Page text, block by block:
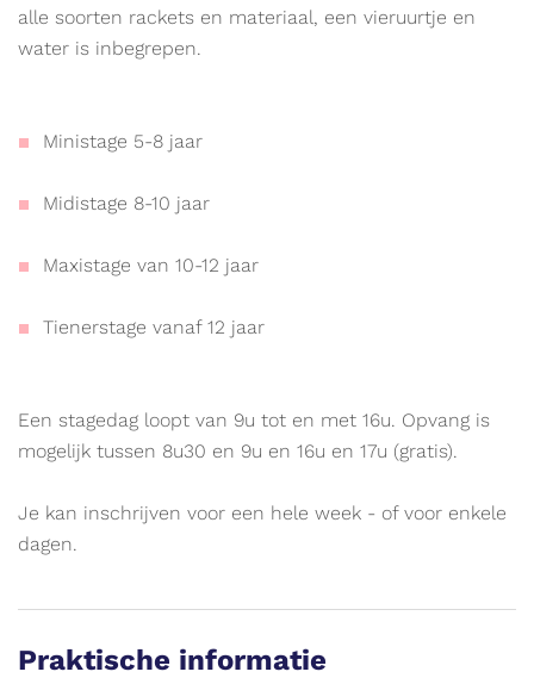
wijs
de
leuke
voor
Meer
op
alle soorten rackets en materiaal, een vieruurtje en
water is inbegrepen.
Ministage 5-8 jaar
Midistage 8-10 jaar
Maxistage van 10-12 jaar
Tienerstage vanaf 12 jaar
Een stagedag loopt van 9u tot en met 16u. Opvang is
mogelijk tussen 8u30 en 9u en 16u en 17u (gratis).
Je kan inschrijven voor een hele week - of voor enkele
dagen.
Praktische informatie